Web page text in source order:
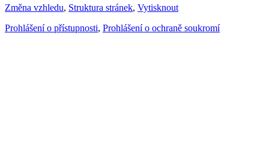
Změna vzhledu, Struktura stránek, Vytisknout
Prohlášení o přístupnosti, Prohlášení o ochraně soukromí